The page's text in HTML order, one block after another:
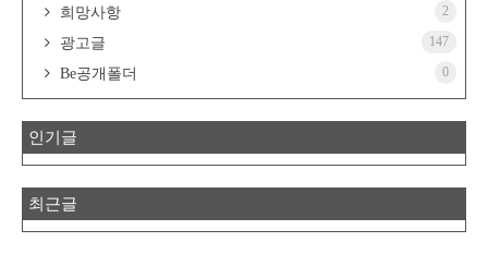
희망사항 2
광고글 147
Be공개폴더 0
인기글
최근글